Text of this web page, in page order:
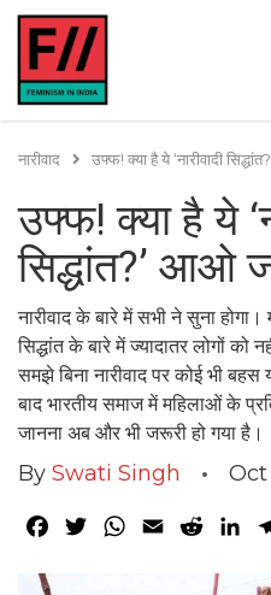
नारीवाद उफ्फ! क्या है ये ‘नारीवादी
उफ्फ! क्या है ये
सिद्धांत?’ आओ
नारीवाद के बारे में सभी ने सुना
सिद्धांत के बारे में ज्यादातर लोगों
समझे बिना नारीवाद पर कोई भी बहस
बाद भारतीय समाज में महिलाओं के
जानना अब और भी जरूरी हो गया है।
By Swati Singh Oct
Facebook
TwitterWhatsApp
Email Reddit